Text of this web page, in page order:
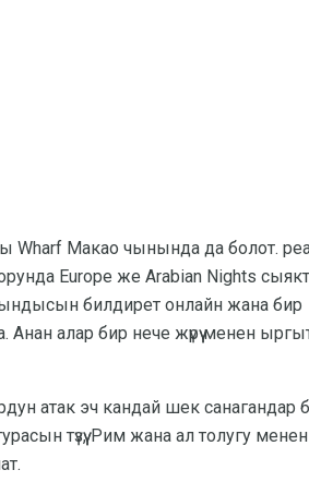
Wharf Макао чынында да болот.
Europe же Arabian Nights
билдирет онлайн жана бир
алар бир нече жүрүү менен
атак эч кандай шек санагандар
түзүү, Рим жана ал толугу